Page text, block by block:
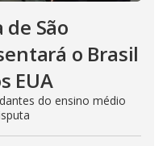
São
o Brasil
EUA
do ensino médio